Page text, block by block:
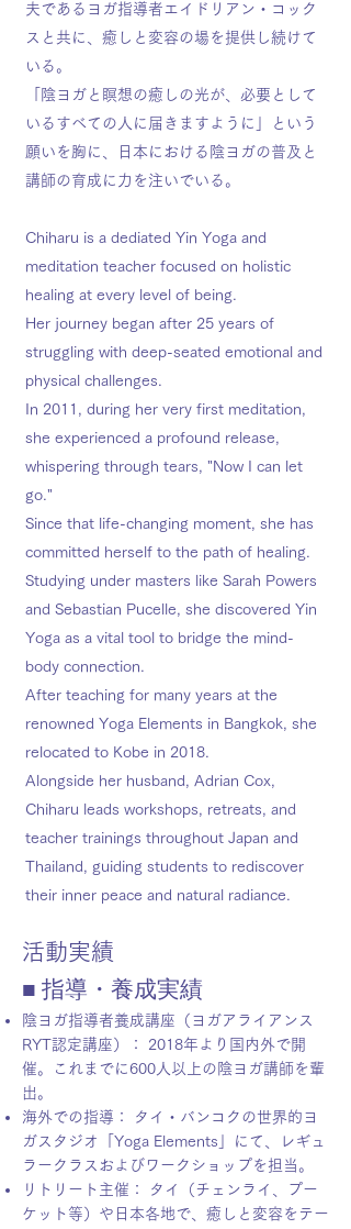
夫であるヨガ指導者エイドリアン・コック
スと共に、癒しと変容の場を提供し続けて
いる。
「陰ヨガと瞑想の癒しの光が、必要として
いるすべての人に届きますように」という
願いを胸に、日本における陰ヨガの普及と
講師の育成に力を注いでいる。
Chiharu is a dediated Yin Yoga and
meditation teacher focused on holistic
healing at every level of being.
Her journey began after 25 years of
struggling with deep-seated emotional and
physical challenges.
In 2011, during her very first meditation,
she experienced a profound release,
whispering through tears, "Now I can let
go."
Since that life-changing moment, she has
committed herself to the path of healing.
Studying under masters like Sarah Powers
and Sebastian Pucelle, she discovered Yin
Yoga as a vital tool to bridge the mind-
body connection.
After teaching for many years at the
renowned Yoga Elements in Bangkok, she
relocated to Kobe in 2018.
Alongside her husband, Adrian Cox,
Chiharu leads workshops, retreats, and
teacher trainings throughout Japan and
Thailand, guiding students to rediscover
their inner peace and natural radiance.
活動実績
■ 指導・養成実績
陰ヨガ指導者養成講座（ヨガアライアンス
RYT認定講座）： 2018年より国内外で開
催。これまでに600人以上の陰ヨガ講師を輩
出。
海外での指導： タイ・バンコクの世界的ヨ
ガスタジオ「Yoga Elements」にて、レギュ
ラークラスおよびワークショップを担当。
リトリート主催： タイ（チェンライ、プー
ケット等）や日本各地で、癒しと変容をテー